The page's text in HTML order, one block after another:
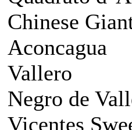
Chinese
Aconcagua
Vallero
Negro de
Vicentes